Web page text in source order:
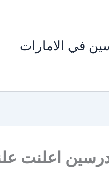
في الامارات
اعلنت